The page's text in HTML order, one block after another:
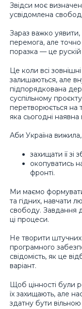
Звідси моє
усвідомлена
Зараз важко
перемога, але
поразка — це
Це коли всі
залишаються, але
підпорядкована
суспільному
перетворюється на
яка сьогодні наявна
Аби Україна вижила,
захищати її зі
окопуватись
фронті.
Ми маємо
та гідних, навчати
свободу. Завдання
ці процеси.
Не творити штучних
програмного
свідомість, як це
варіант.
Щоб цінності були
їх захищають, але
здатну бути